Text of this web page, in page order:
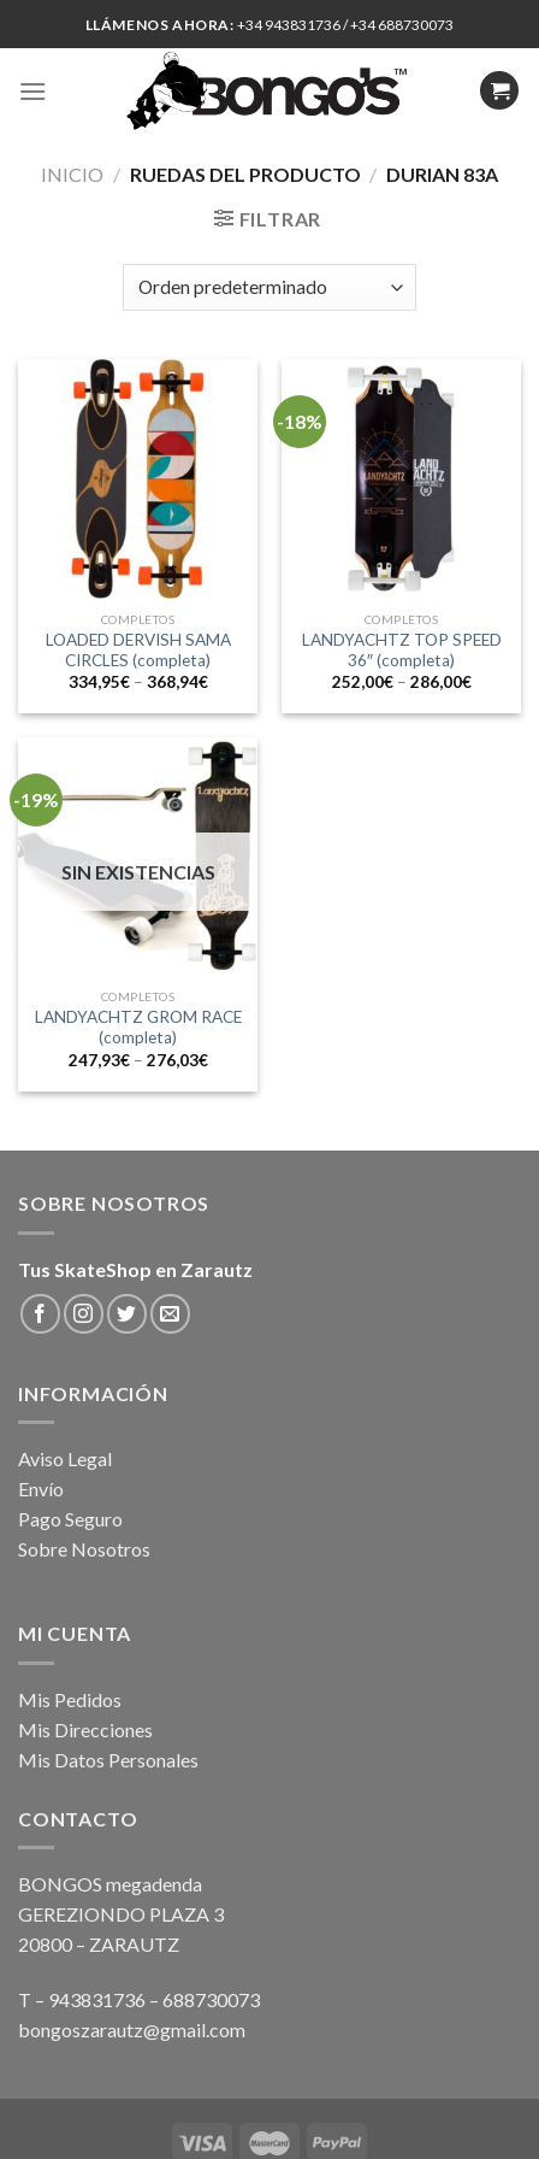
to
LLÁMENOS AHORA:+34 943831736 / +34 688730073
INICIO / RUEDAS DEL PRODUCTO / DURIAN 83A
FILTRAR
COMPLETOS
LOADED DERVISH SAMA
CIRCLES (completa)
334,95€– 368,94€
-18%
COMPLETOS
LANDYACHTZ TOP SPEED
36″ (completa)
252,00€– 286,00€
-19%
SIN EXISTENCIAS
COMPLETOS
LANDYACHTZ GROM RACE
(completa)
247,93€– 276,03€
SOBRE NOSOTROS
Tus SkateShop en Zarautz
INFORMACIÓN
Aviso Legal
Envío
Pago Seguro
Sobre Nosotros
MI CUENTA
Mis Pedidos
Mis Direcciones
Mis Datos Personales
CONTACTO
BONGOS megadenda
GEREZIONDO PLAZA 3
20800 – ZARAUTZ
T – 943831736 – 688730073
bongoszarautz@gmail.com